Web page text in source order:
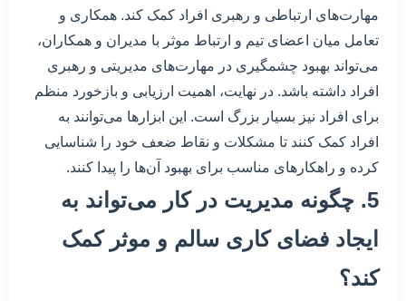
مهارت‌های ارتباطی و رهبری افراد کمک کند. همکاری و
تعامل میان اعضای تیم و ارتباط موثر با مدیران و همکاران،
می‌تواند بهبود چشمگیری در مهارت‌های مدیریتی و رهبری
افراد داشته باشد. در نهایت، اهمیت ارزیابی و بازخورد منظم
برای افراد نیز بسیار بزرگ است. این ابزارها می‌توانند به
افراد کمک کنند تا مشکلات و نقاط ضعف خود را شناسایی
کرده و راهکارهای مناسب برای بهبود آن‌ها را پیدا کنند.
5. چگونه مدیریت در کار می‌تواند به
ایجاد فضای کاری سالم و موثر کمک
کند؟